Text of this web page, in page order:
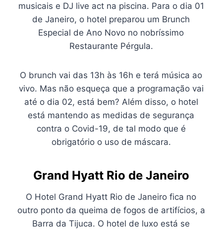
musicais e DJ live act na piscina. Para o dia 01
de Janeiro, o hotel preparou um Brunch
Especial de Ano Novo no nobríssimo
Restaurante Pérgula.
O brunch vai das 13h às 16h e terá música ao
vivo. Mas não esqueça que a programação vai
até o dia 02, está bem? Além disso, o hotel
está mantendo as medidas de segurança
contra o Covid-19, de tal modo que é
obrigatório o uso de máscara.
Grand Hyatt Rio de Janeiro
O Hotel Grand Hyatt Rio de Janeiro fica no
outro ponto da queima de fogos de artifícios, a
Barra da Tijuca. O hotel de luxo está se